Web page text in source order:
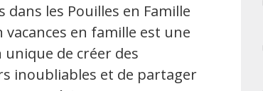
dans les Pouilles en Famille
vacances en famille est une
unique de créer des
inoubliables et de partager